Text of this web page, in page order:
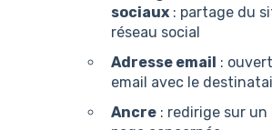
sociaux : partage du
réseau social
Adresse email :
email avec le
Ancre : redirige sur un